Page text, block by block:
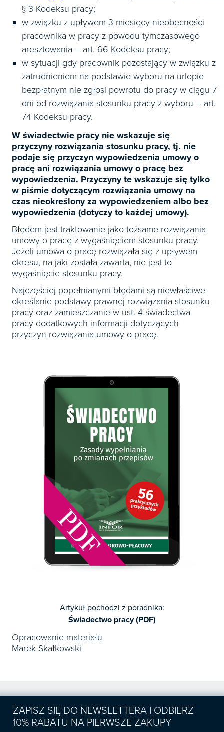
§ 3 Kodeksu pracy;
w związku z upływem 3 miesięcy nieobecności
pracownika w pracy z powodu tymczasowego
aresztowania – art. 66 Kodeksu pracy;
w sytuacji gdy pracownik pozostający w związku z
zatrudnieniem na podstawie wyboru na urlopie
bezpłatnym nie zgłosi powrotu do pracy w ciągu 7
dni od rozwiązania stosunku pracy z wyboru – art.
74 Kodeksu pracy.
W świadectwie pracy nie wskazuje się
przyczyny rozwiązania stosunku pracy, tj. nie
podaje się przyczyn wypowiedzenia umowy o
pracę ani rozwiązania umowy o pracę bez
wypowiedzenia. Przyczyny te wskazuje się tylko
w piśmie dotyczącym rozwiązania umowy na
czas nieokreślony za wypowiedzeniem albo bez
wypowiedzenia (dotyczy to każdej umowy).
Błędem jest traktowanie jako tożsame rozwiązania
umowy o pracę z wygaśnięciem stosunku pracy.
Jeżeli umowa o pracę rozwiązała się z upływem
okresu, na jaki została zawarta, nie jest to
wygaśnięcie stosunku pracy.
Najczęściej popełnianymi błędami są niewłaściwe
określanie podstawy prawnej rozwiązania stosunku
pracy oraz zamieszczanie w ust. 4 świadectwa
pracy dodatkowych informacji dotyczących
przyczyn rozwiązania umowy o pracę.
Artykuł pochodzi z poradnika:
Świadectwo pracy (PDF)
Opracowanie materiału
Marek Skałkowski
ZAPISZ SIĘ DO NEWSLETTERA I ODBIERZ
10% RABATU NA PIERWSZE ZAKUPY